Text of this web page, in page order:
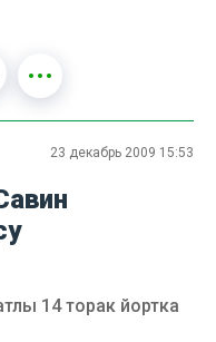
23 декабрь 2009 15:53
14 торак йортка